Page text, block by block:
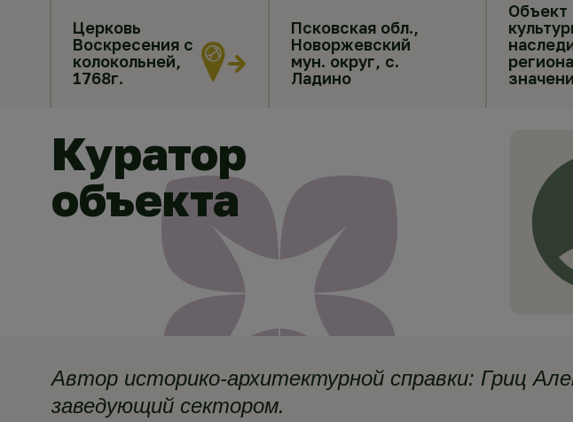
Церковь
Воскресения с
колокольней,
1768г.
Псковская обл.,
Новоржевский
мун. округ, с.
Ладино
Объект
Куратор
объекта
Автор историко-архитектурной справки: Гриц
заведующий сектором.